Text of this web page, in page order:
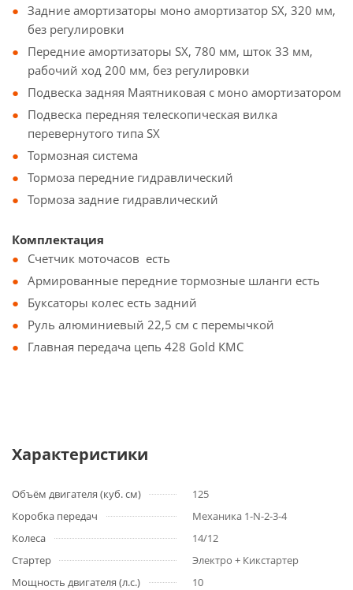
Задние амортизаторы моно амортизатор SX, 320 мм,
без регулировки
Передние амортизаторы SX, 780 мм, шток 33 мм,
рабочий ход 200 мм, без регулировки
Подвеска задняя Маятниковая с моно амортизатором
Подвеска передняя телескопическая вилка
перевернутого типа SX
Тормозная система
Тормоза передние гидравлический
Тормоза задние гидравлический
Комплектация
Счетчик моточасов есть
Армированные передние тормозные шланги есть
Буксаторы колес есть задний
Руль алюминиевый 22,5 см с перемычкой
Главная передача цепь 428 Gold КМС
Характеристики
Объём двигателя (куб. см)
125
Коробка передач
Механика 1-N-2-3-4
Колеса
14/12
Стартер
Электро + Кикстартер
Мощность двигателя (л.с.)
10